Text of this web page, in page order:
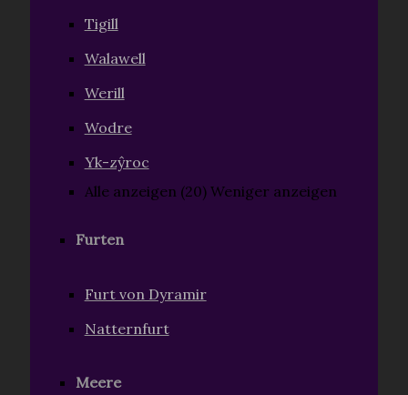
Tigill
Walawell
Werill
Wodre
Yk-zŷroc
Alle anzeigen (20) Weniger anzeigen
Furten
Furt von Dyramir
Natternfurt
Meere